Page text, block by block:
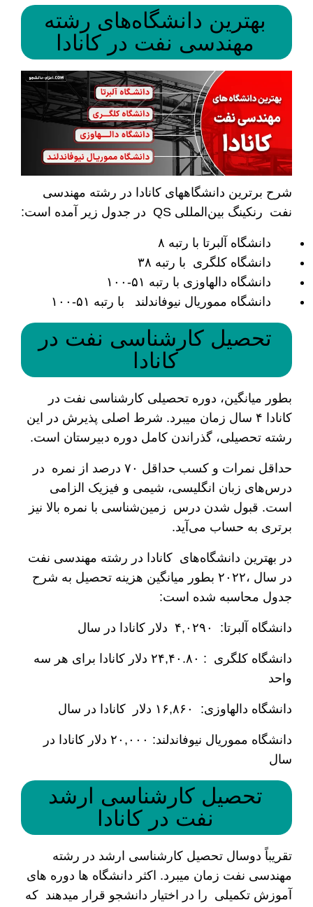
بهترین دانشگاه‌های رشته
مهندسی نفت در کانادا
شرح برترین دانشگاه­های کانادا در رشته مهندسی
نفت رنکینگ بین‌المللی QS در جدول زیر آمده است:
دانشگاه آلبرتا با رتبه ۸
دانشگاه کلگری با رتبه ۳۸
دانشگاه دالهاوزی با رتبه ۵۱-۱۰۰
دانشگاه مموریال نیوفاندلند با رتبه ۵۱-۱۰۰
تحصیل کارشناسی نفت در
کانادا
بطور میانگین، دوره تحصیلی کارشناسی نفت در
کانادا ۴ سال زمان می­برد. شرط اصلی پذیرش در این
رشته تحصیلی، گذراندن کامل دوره دبیرستان است.
حداقل نمرات و کسب حداقل ۷۰ درصد از نمره در
درس‌های زبان انگلیسی، شیمی و فیزیک الزامی
است. قبول شدن درس­ زمین‌شناسی با نمره بالا نیز
برتری به حساب می‌آید.
در بهترین دانشگاه‌های کانادا در رشته مهندسی نفت
در سال ،۲۰۲۲ بطور میانگین هزینه تحصیل به شرح
جدول محاسبه شده است:
دانشگاه آلبرتا: ۴,۰۲۹۰ دلار کانادا در سال
دانشگاه کلگری : ۲۴,۴۰.۸۰ دلار کانادا برای هر سه
واحد
دانشگاه دالهاوزی: ۱۶,۸۶۰ دلار کانادا در سال
دانشگاه مموریال نیوفاندلند: ۲۰,۰۰۰ دلار کانادا در
سال
تحصیل کارشناسی ارشد
نفت در کانادا
تقریباً دوسال تحصیل کارشناسی ارشد در رشته
مهندسی نفت زمان می­برد. اکثر دانشگاه ­ها دوره های
آموزش تکمیلی را در اختیار دانشجو قرار میدهند که